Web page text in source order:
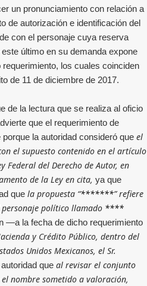
un pronunciamiento con relación a
de autorización e identificación del
con el personaje cuya reserva
último en su demanda expone
los cuales coinciden
de 11 de diciembre de 2017.
de la lectura que se realiza al oficio
que el requerimiento de
la autoridad consideró que el
el supuesto contenido en el artículo
Federal del Derecho de Autor, en
de la Ley en cita, ya que
que la propuesta “*******” refiere
político llamado ****
—a la fecha de dicho requerimiento
y Crédito Público, dentro del
Unidos Mexicanos, el Sr.
que al revisar el conjunto
nombre sometido a valoración,